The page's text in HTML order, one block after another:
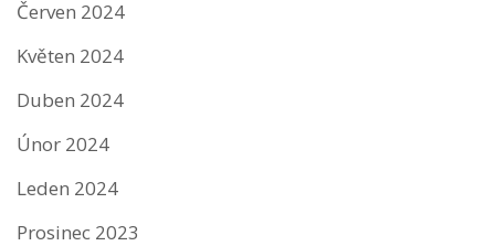
Červen 2024
Květen 2024
Duben 2024
Únor 2024
Leden 2024
Prosinec 2023